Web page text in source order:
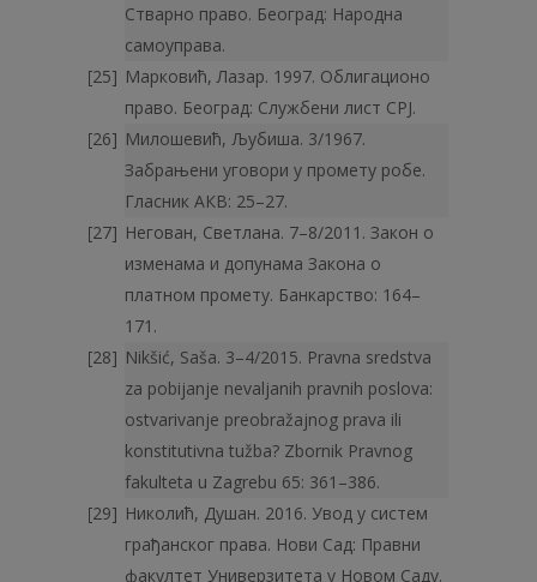
Стварно право. Београд: Народна
самоуправа.
Марковић, Лазар. 1997. Облигационо
право. Београд: Службени лист СРЈ.
Милошевић, Љубиша. 3/1967.
Забрањени уговори у промету робе.
Гласник АКВ: 25–27.
Негован, Светлана. 7–8/2011. Закон о
изменама и допунама Закона о
платном промету. Банкарство: 164–
171.
Nikšić, Saša. 3–4/2015. Pravna sredstva
za pobijanje nevaljanih pravnih poslova:
ostvarivanje preobražajnog prava ili
konstitutivna tužba? Zbornik Pravnog
fakulteta u Zagrebu 65: 361–386.
Николић, Душан. 2016. Увод у систем
грађанског права. Нови Сад: Правни
факултет Универзитета у Новом Саду.